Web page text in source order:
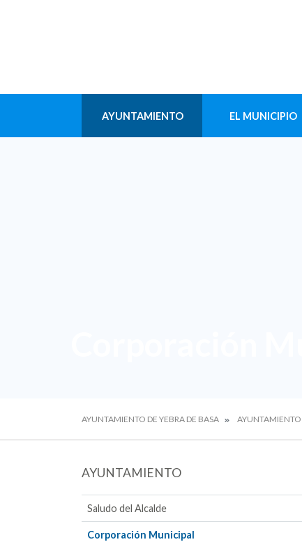
AYUNTAMIENTO EL MUNICIPIO
AYUNTAMIENTO DE YEBRA DE BASA AYUNTAMIENTO
AYUNTAMIENTO
Saludo del Alcalde
Corporación Municipal